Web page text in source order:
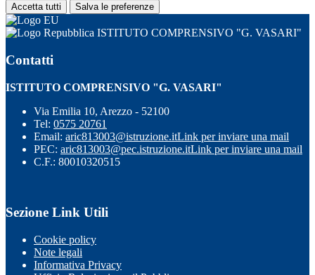
Accetta tutti Salva le preferenze
ISTITUTO COMPRENSIVO "G. VASARI"
Contatti
ISTITUTO COMPRENSIVO "G. VASARI"
Via Emilia 10, Arezzo - 52100
Tel: 0575 20761
Email: aric813003@istruzione.itLink per inviare una mail
PEC: aric813003@pec.istruzione.itLink per inviare una mail
C.F.: 80010320515
Sezione Link Utili
Cookie policy
Note legali
Informativa Privacy